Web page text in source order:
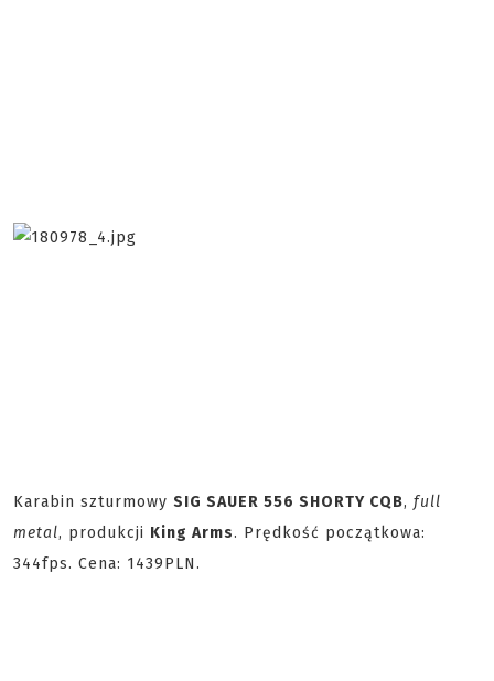
Karabin szturmowy SIG SAUER 556 SHORTY CQB, full
metal, produkcji King Arms. Prędkość początkowa:
344fps. Cena: 1439PLN.